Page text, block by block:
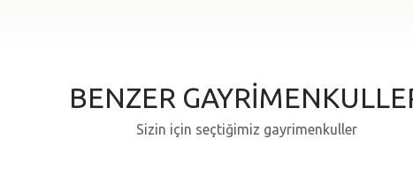
BENZER
Sizin için seçtiğimiz gayrimenkuller